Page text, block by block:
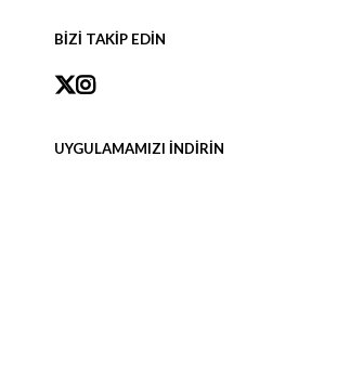
BİZİ TAKİP EDİN
UYGULAMAMIZI İNDİRİN